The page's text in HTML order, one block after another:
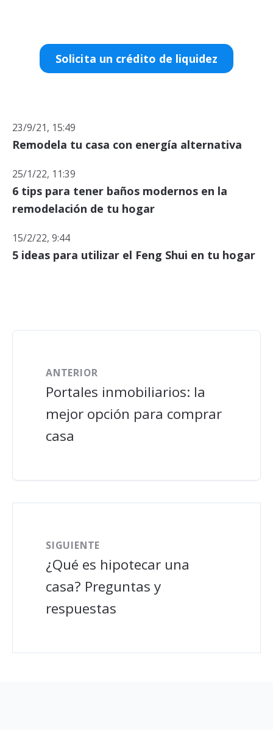
Solicita un crédito de liquidez
23/9/21, 15:49
Remodela tu casa con energía alternativa
25/1/22, 11:39
6 tips para tener baños modernos en la
remodelación de tu hogar
15/2/22, 9:44
5 ideas para utilizar el Feng Shui en tu hogar
ANTERIOR
Portales inmobiliarios: la
mejor opción para comprar
casa
SIGUIENTE
¿Qué es hipotecar una
casa? Preguntas y
respuestas